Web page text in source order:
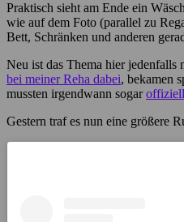
Praktisch sieht am Ende ein
wie auf dem Foto (parallel zu
Bett, Schränken und anderen
Neu ist das Thema hier jedenfalls
bei meiner Reha dabei, bekamen
mussten irgendwann sogar
Gestern traf es nun eine größere